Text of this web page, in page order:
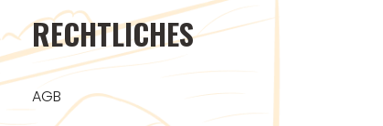
RECHTLICHES
AGB